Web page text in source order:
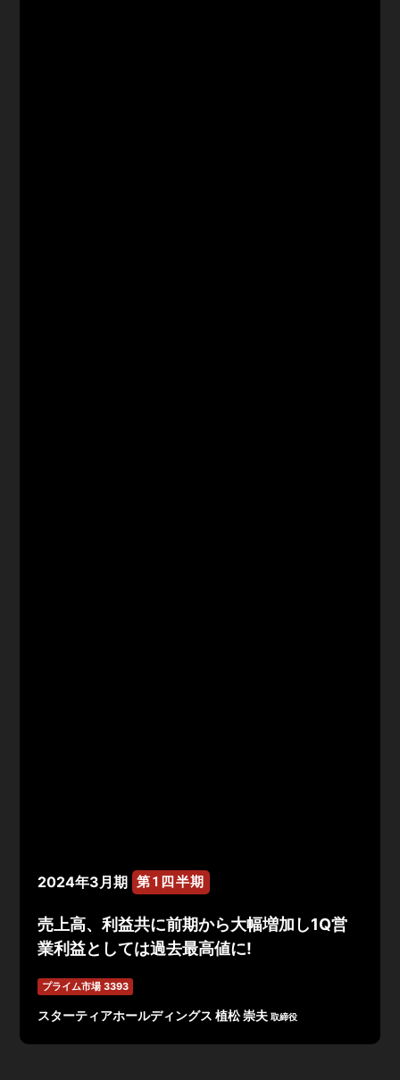
2024年3月期 第1四半期
売上高、利益共に前期から大幅増加し1Q営
業利益としては過去最高値に!
プライム市場 3393
スターティアホールディングス 植松 崇夫取締役